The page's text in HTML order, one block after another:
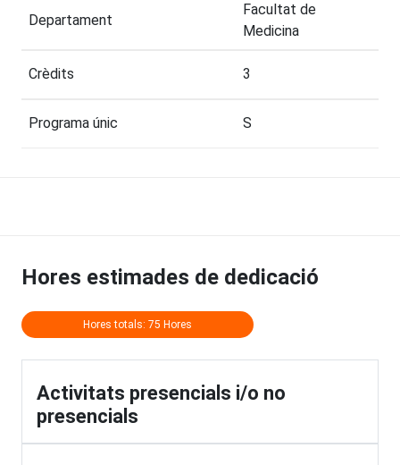
Departament
Facultat de
Medicina
Crèdits 3
Programa únic S
Hores estimades de dedicació
Hores totals: 75 Hores
Activitats presencials i/o no
presencials